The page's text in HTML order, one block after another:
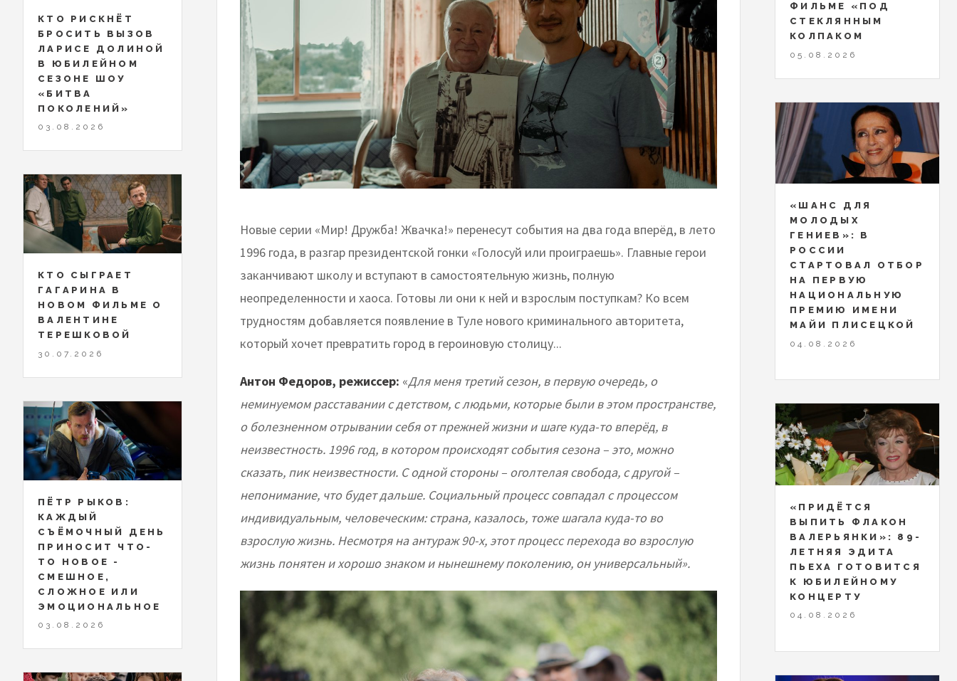
Новые серии «Мир! Дружба! Жвачка!» перенесут события на два года вперёд, в лето
1996 года, в разгар президентской гонки «Голосуй или проиграешь». Главные герои
заканчивают школу и вступают в самостоятельную жизнь, полную
неопределенности и хаоса. Готовы ли они к ней и взрослым поступкам? Ко всем
трудностям добавляется появление в Туле нового криминального авторитета,
который хочет превратить город в героиновую столицу...
Антон Федоров, режиссер: «Для меня третий сезон, в первую очередь, о
неминуемом расставании с детством, с людьми, которые были в этом пространстве,
о болезненном отрывании себя от прежней жизни и шаге куда-то вперёд, в
неизвестность. 1996 год, в котором происходят события сезона – это, можно
сказать, пик неизвестности. С одной стороны – оголтелая свобода, с другой –
непонимание, что будет дальше. Социальный процесс совпадал с процессом
индивидуальным, человеческим: страна, казалось, тоже шагала куда-то во
взрослую жизнь. Несмотря на антураж 90-х, этот процесс перехода во взрослую
жизнь понятен и хорошо знаком и нынешнему поколению, он универсальный».
КТО РИСКНЁТ
БРОСИТЬ ВЫЗОВ
ЛАРИСЕ ДОЛИНОЙ
В ЮБИЛЕЙНОМ
СЕЗОНЕ ШОУ
«БИТВА
ПОКОЛЕНИЙ»
03.08.2026
КТО СЫГРАЕТ
ГАГАРИНА В
НОВОМ ФИЛЬМЕ О
ВАЛЕНТИНЕ
ТЕРЕШКОВОЙ
30.07.2026
ПЁТР РЫКОВ:
КАЖДЫЙ
СЪЁМОЧНЫЙ ДЕНЬ
ПРИНОСИТ ЧТО-
ТО НОВОЕ -
СМЕШНОЕ,
СЛОЖНОЕ ИЛИ
ЭМОЦИОНАЛЬНОЕ
03.08.2026
ФИЛЬМЕ «ПОД
СТЕКЛЯННЫМ
КОЛПАКОМ
05.08.2026
«ШАНС ДЛЯ
МОЛОДЫХ
ГЕНИЕВ»: В
РОССИИ
СТАРТОВАЛ ОТБОР
НА ПЕРВУЮ
НАЦИОНАЛЬНУЮ
ПРЕМИЮ ИМЕНИ
МАЙИ ПЛИСЕЦКОЙ
04.08.2026
«ПРИДЁТСЯ
ВЫПИТЬ ФЛАКОН
ВАЛЕРЬЯНКИ»: 89-
ЛЕТНЯЯ ЭДИТА
ПЬЕХА ГОТОВИТСЯ
К ЮБИЛЕЙНОМУ
КОНЦЕРТУ
04.08.2026